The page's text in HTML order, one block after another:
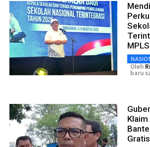
Oleh
baru
Gratis